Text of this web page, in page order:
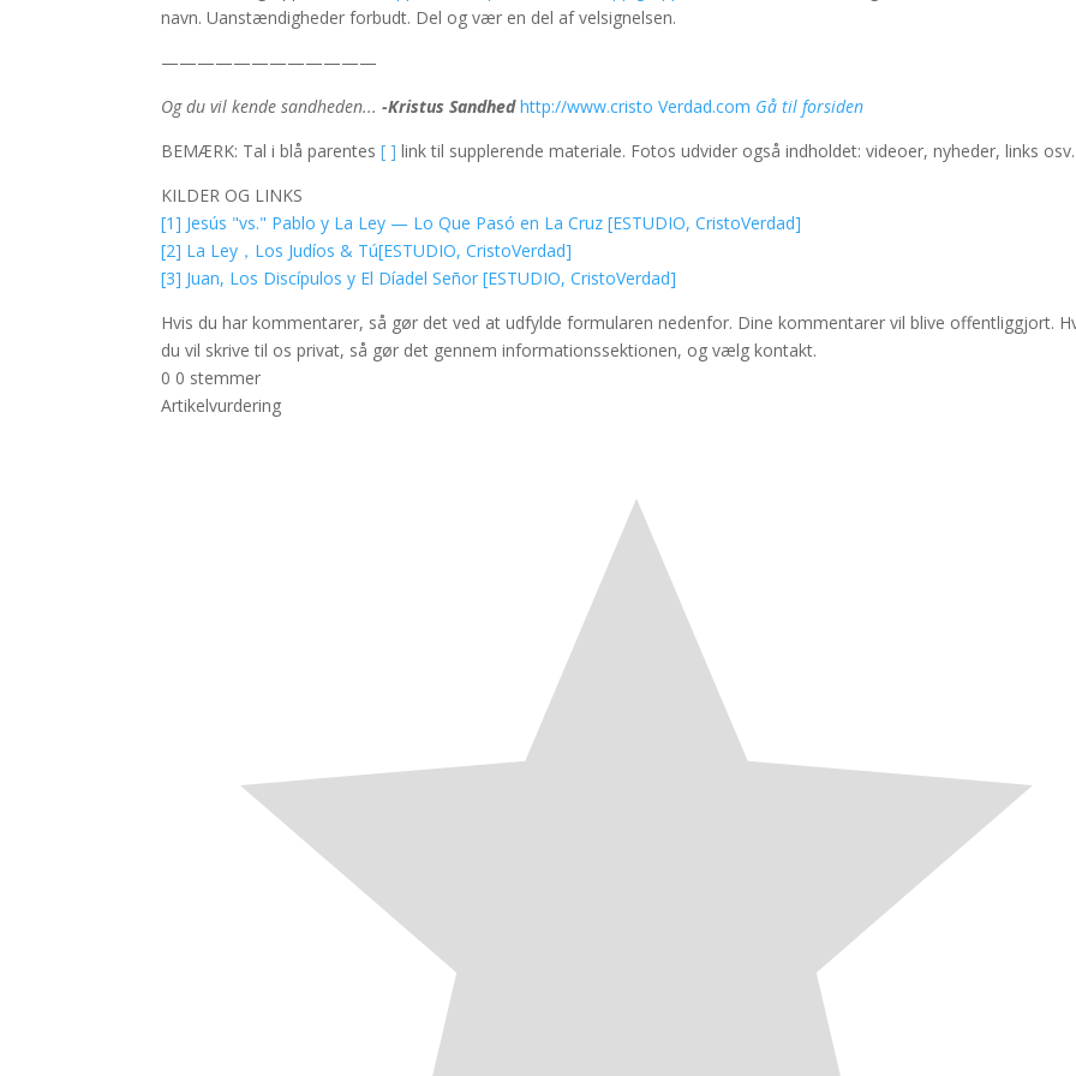
navn. Uanstændigheder forbudt. Del og vær en del af velsignelsen.
————————————
Og du vil kende sandheden...-Kristus Sandhed http://www.cristo Verdad.com Gå til forsiden
BEMÆRK: Tal i blå parentes [ ]link til supplerende materiale. Fotos udvider også indholdet: videoer, nyheder, links osv.
KILDER OG LINKS
[1] Jesús "vs." Pablo y La Ley — Lo Que Pasó en La Cruz [ESTUDIO, CristoVerdad]
[2] La Ley，Los Judíos & Tú[ESTUDIO, CristoVerdad]
[3] Juan, Los Discípulos y El Díadel Señor [ESTUDIO, CristoVerdad]
Hvis du har kommentarer, så gør det ved at udfylde formularen nedenfor. Dine kommentarer vil blive offentliggjort.
du vil skrive til os privat, så gør det gennem informationssektionen, og vælg kontakt.
0 0 stemmer
Artikelvurdering